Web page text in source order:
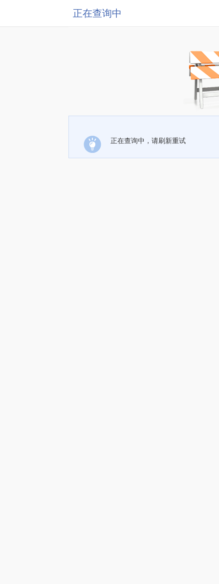
正在查询中
正在查询中，请刷新重试